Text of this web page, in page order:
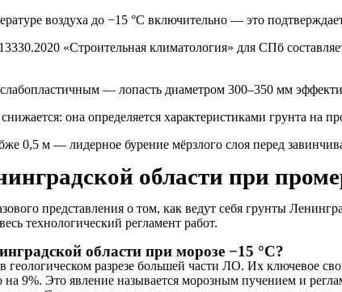
воздуха до −15 °C включительно — это
«Строительная климатология» для СПб
— лопасть диаметром 300–350 мм
она определяется характеристиками грунта на
0,5 м — лидерное бурение мёрзлого слоя перед
области при
представления о том, как ведут себя грунты
технологический регламент работ.
области при морозе −15 °C?
разрезе большей части ЛО. Их ключевое
9%. Это явление называется морозным пучением и